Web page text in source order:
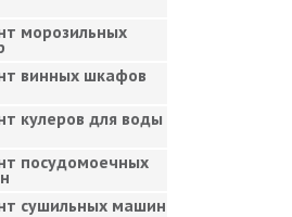
морозильных
винных шкафов
кулеров для воды
посудомоечных
сушильных машин